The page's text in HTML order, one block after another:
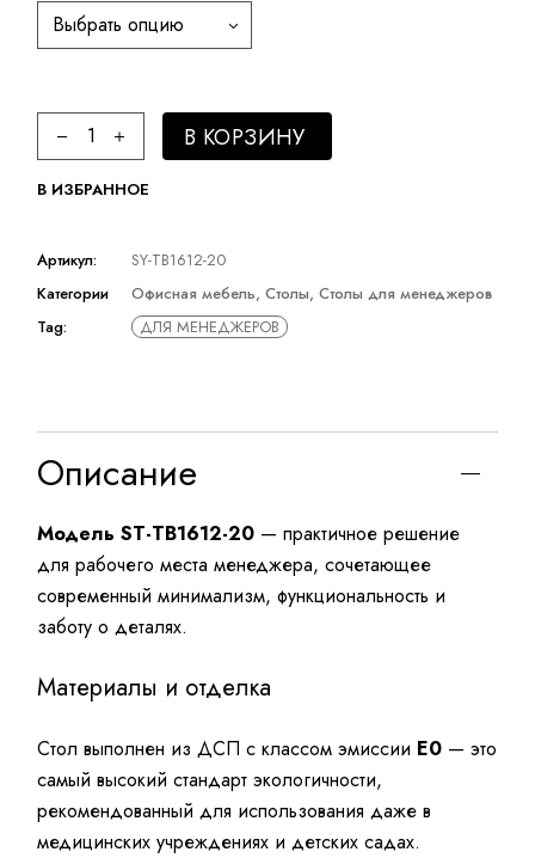
Выбрать опцию
Стол для менеджера Smilesiyo quantity
В КОРЗИНУ
В ИЗБРАННОЕ
Артикул:
SY-TB1612-20
Категории
Офисная мебель,Столы,Столы для менеджеров
Tag:
ДЛЯ МЕНЕДЖЕРОВ
Описание
Модель ST-TB1612-20 — практичное решение
для рабочего места менеджера, сочетающее
современный минимализм, функциональность и
заботу о деталях.
Материалы и отделка
Стол выполнен из ДСП с классом эмиссии E0 — это
самый высокий стандарт экологичности,
рекомендованный для использования даже в
медицинских учреждениях и детских садах.